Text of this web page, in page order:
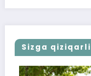
Sizga